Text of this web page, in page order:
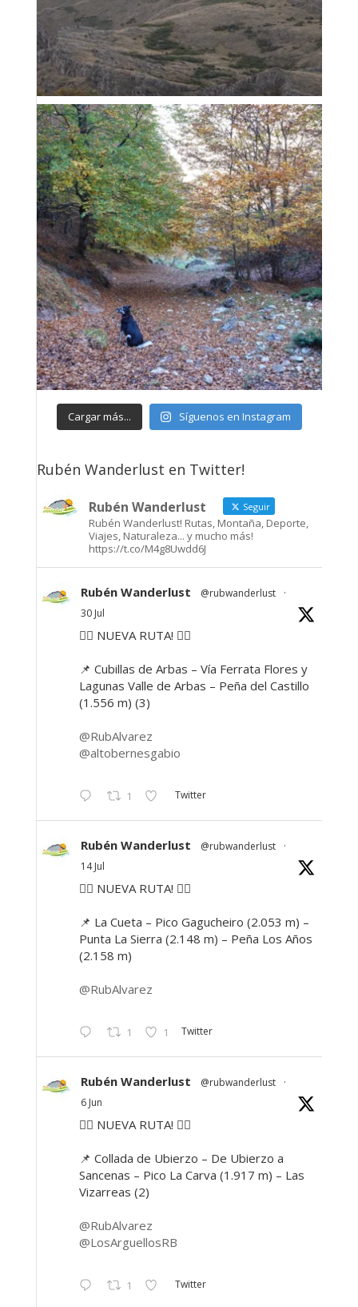
Cargar más... Síguenos en Instagram
Rubén Wanderlust en Twitter!
Rubén Wanderlust Seguir
Rubén Wanderlust! Rutas, Montaña, Deporte,
Viajes, Naturaleza... y mucho más!
https://t.co/M4g8Uwdd6J
Rubén Wanderlust @rubwanderlust
·
30 Jul
🚶‍♂️ NUEVA RUTA! 🚶‍♀️
📌 Cubillas de Arbas – Vía Ferrata Flores y
Lagunas Valle de Arbas – Peña del Castillo
(1.556 m) (3)
@RubAlvarez
@altobernesgabio
1 Twitter
Rubén Wanderlust @rubwanderlust
·
14 Jul
🚶‍♂️ NUEVA RUTA! 🚶‍♀️
📌 La Cueta – Pico Gagucheiro (2.053 m) –
Punta La Sierra (2.148 m) – Peña Los Años
(2.158 m)
@RubAlvarez
1 1 Twitter
Rubén Wanderlust @rubwanderlust
·
6 Jun
🚶‍♂️ NUEVA RUTA! 🚶‍♀️
📌 Collada de Ubierzo – De Ubierzo a
Sancenas – Pico La Carva (1.917 m) – Las
Vizarreas (2)
@RubAlvarez
@LosArguellosRB
1 Twitter